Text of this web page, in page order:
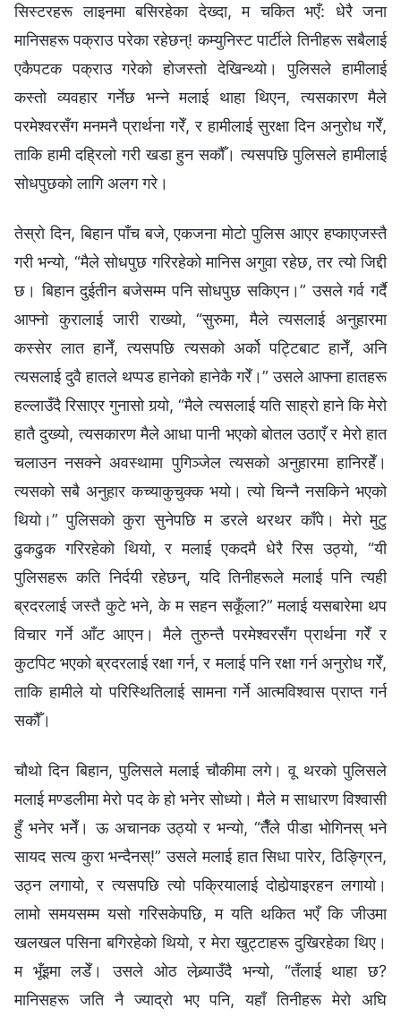
सिस्टरहरू लाइनमा बसिरहेका देख्दा, म चकित भएँ: धेरै जना
मानिसहरू पक्राउ परेका रहेछन्! कम्युनिस्ट पार्टीले तिनीहरू सबैलाई
एकैपटक पक्राउ गरेको होजस्तो देखिन्थ्यो। पुलिसले हामीलाई
कस्तो व्यवहार गर्नेछ भन्‍ने मलाई थाहा थिएन, त्यसकारण मैले
परमेश्‍वरसँग मनमनै प्रार्थना गरेँ, र हामीलाई सुरक्षा दिन अनुरोध गरेँ,
ताकि हामी दह्रिलो गरी खडा हुन सकौँ। त्यसपछि पुलिसले हामीलाई
सोधपुछको लागि अलग गरे।
तेस्रो दिन, बिहान पाँच बजे, एकजना मोटो पुलिस आएर हप्काएजस्तै
गरी भन्यो, “मैले सोधपुछ गरिरहेको मानिस अगुवा रहेछ, तर त्यो जिद्दी
छ। बिहान दुईतीन बजेसम्‍म पनि सोधपुछ सकिएन।” उसले गर्व गर्दै
आफ्‍नो कुरालाई जारी राख्यो, “सुरुमा, मैले त्यसलाई अनुहारमा
कस्‍सेर लात हानेँ, त्यसपछि त्यसको अर्को पट्टिबाट हानेँ, अनि
त्यसलाई दुवै हातले थप्‍पड हानेको हानेकै गरेँ।” उसले आफ्‍ना हातहरू
हल्‍लाउँदै रिसाएर गुनासो गर्‍यो, “मैले त्यसलाई यति साह्रो हाने कि मेरो
हातै दुख्यो, त्यसकारण मैले आधा पानी भएको बोतल उठाएँ र मेरो हात
चलाउन नसक्‍ने अवस्थामा पुगिञ्‍जेल त्यसको अनुहारमा हानिरहेँ।
त्यसको सबै अनुहार कच्याकुचुक्‍क भयो। त्यो चिन्‍नै नसकिने भएको
थियो।” पुलिसको कुरा सुनेपछि म डरले थरथर काँपे। मेरो मुटु
ढुकढुक गरिरहेको थियो, र मलाई एकदमै धेरै रिस उठ्यो, “यी
पुलिसहरू कति निर्दयी रहेछन्, यदि तिनीहरूले मलाई पनि त्यही
ब्रदरलाई जस्तै कुटे भने, के म सहन सकूँला?” मलाई यसबारेमा थप
विचार गर्ने आँट आएन। मैले तुरुन्तै परमेश्‍वरसँग प्रार्थना गरेँ र
कुटपिट भएको ब्रदरलाई रक्षा गर्न, र मलाई पनि रक्षा गर्न अनुरोध गरेँ,
ताकि हामीले यो परिस्थितिलाई सामना गर्ने आत्मविश्‍वास प्राप्त गर्न
सकौँ।
चौथो दिन बिहान, पुलिसले मलाई चौकीमा लगे। वू थरको पुलिसले
मलाई मण्डलीमा मेरो पद के हो भनेर सोध्‍यो। मैले म साधारण विश्‍वासी
हुँ भनेर भनेँ। ऊ अचानक उठ्यो र भन्‍यो, “तैँले पीडा भोगिनस् भने
सायद सत्य कुरा भन्दैनस्!” उसले मलाई हात सिधा पारेर, ठिङ्ग्रिन,
उठ्न लगायो, र त्यसपछि त्यो पक्रियालाई दोहोर्‍याइरहन लगायो।
लामो समयसम्‍म यसो गरिसकेपछि, म यति थकित भएँ कि जीउमा
खलखल पसिना बगिरहेको थियो, र मेरा खुट्टाहरू दुखिरहेका थिए।
म भूँइमा लडेँ। उसले ओठ लेब्र्याउँदै भन्यो, “तँलाई थाहा छ?
मानिसहरू जति नै ज्याद्रो भए पनि, यहाँ तिनीहरू मेरो अघि